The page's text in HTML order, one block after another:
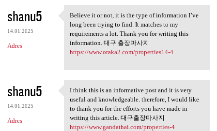
shanu5
14.01.2025
Adres
Believe it or not, it is the
Believe it or not, it is the type of information I’ve
long been trying to find. It matches to my
requirements a lot. Thank you for writing this
information. 대구 출장마사지
https://www.oraka2.com/properties14-4
shanu5
14.01.2025
Adres
I think this is an
I think this is an informative post and it is very
useful and knowledgeable. therefore, I would like
to thank you for the efforts you have made in
writing this article. 대구출장마사지
https://www.gandathai.com/properties-4